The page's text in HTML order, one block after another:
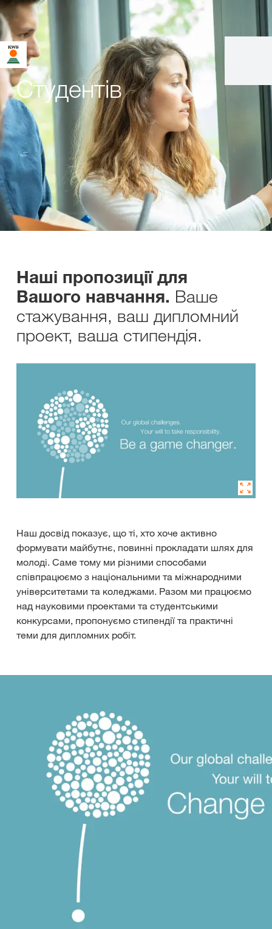
Студентів
Наші пропозиції для
Вашого навчання. Ваше
стажування, ваш дипломний
проект, ваша стипендія.
Наш досвід показує, що ті, хто хоче активно
формувати майбутнє, повинні прокладати шлях для
молоді. Саме тому ми різними способами
співпрацюємо з національними та міжнародними
університетами та коледжами. Разом ми працюємо
над науковими проектами та студентськими
конкурсами, пропонуємо стипендії та практичні
теми для дипломних робіт.